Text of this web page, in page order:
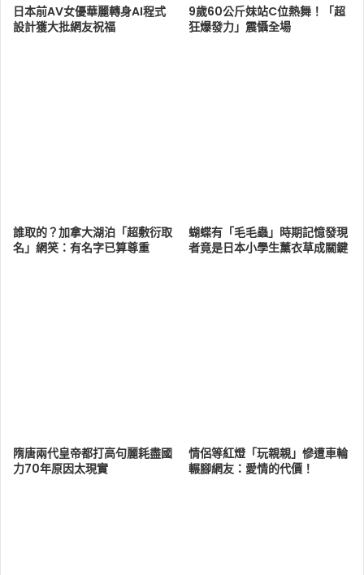
日本前AV女優華麗轉身AI程式
設計獲大批網友祝福
9歲60公斤妹站C位熱舞！「超
狂爆發力」震懾全場
誰取的？加拿大湖泊「超敷衍取
名」網笑：有名字已算尊重
蝴蝶有「毛毛蟲」時期記憶發現
者竟是日本小學生薰衣草成關鍵
隋唐兩代皇帝都打高句麗耗盡國
力70年原因太現實
情侶等紅燈「玩親親」慘遭車輪
輾腳網友：愛情的代價！